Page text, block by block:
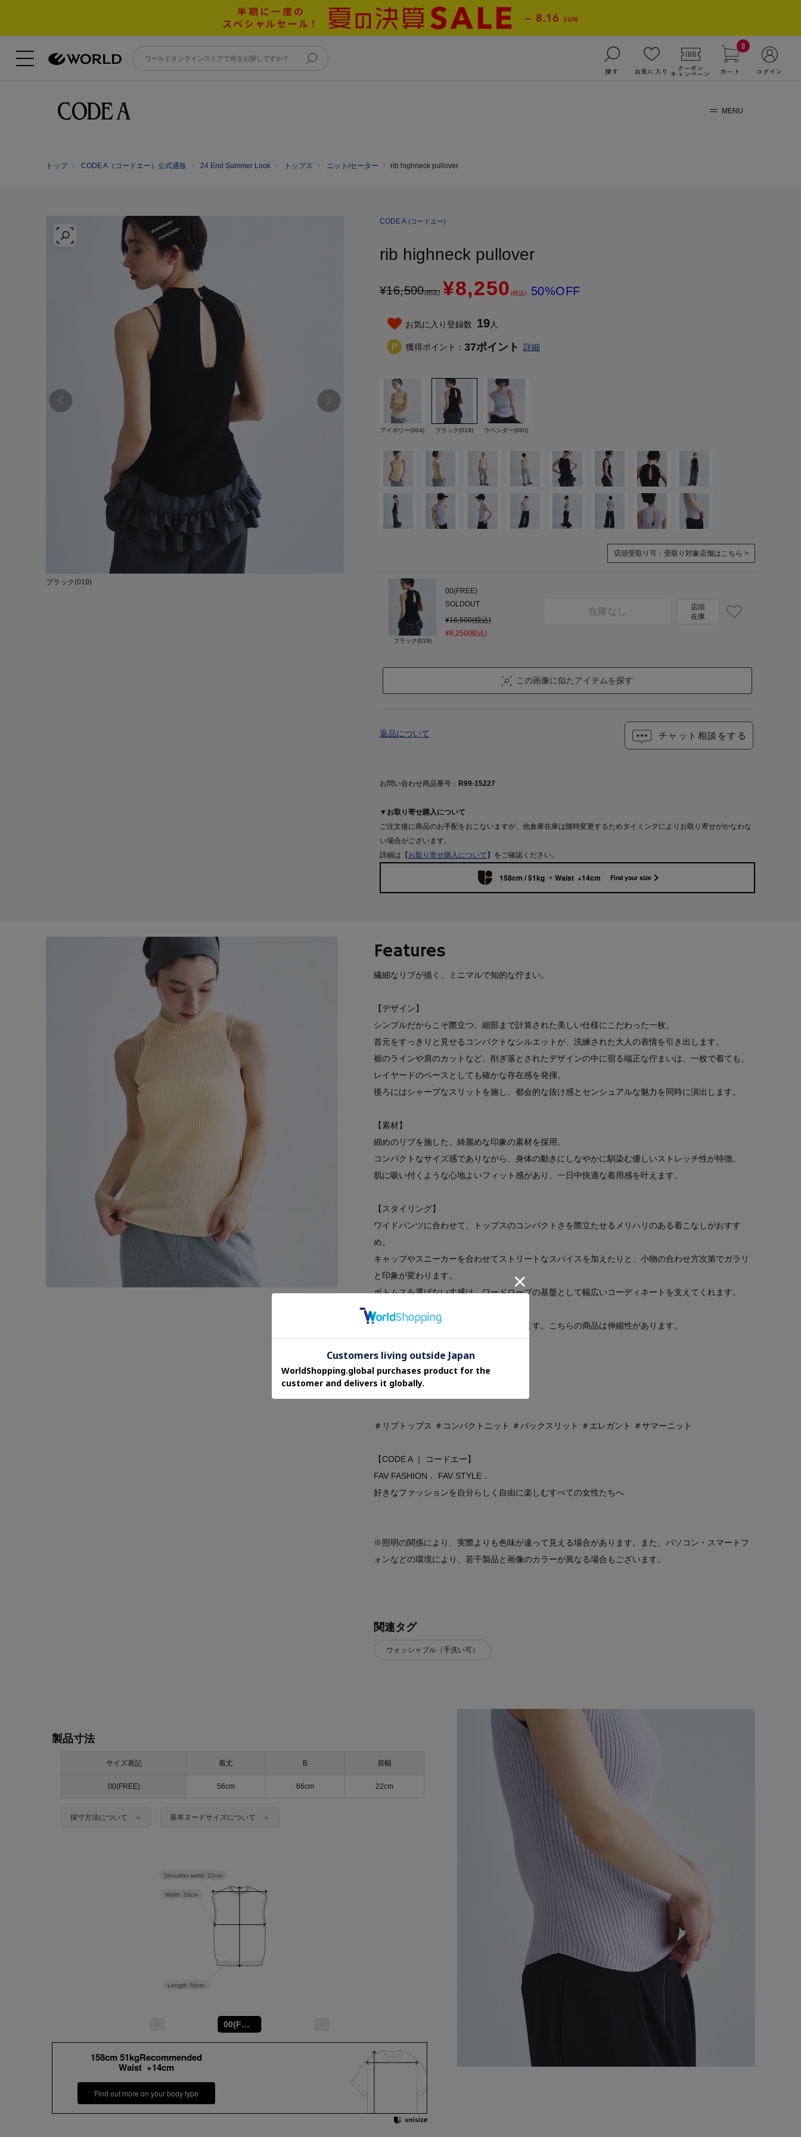
探す お気に入り クーポン
キャンペーン
0
カート ログイン
MENU
トップ CODE A（コードエー）公式通販 24 End Summer Look トップス ニット/セーター rib highneck pullover
ブラック(019)
CODE A (コードエー)
rib highneck pullover
¥16,500(税込) ¥8,250(税込) 50%OFF
お気に入り登録数 19人
獲得ポイント： 37ポイント 詳細
アイボリー(004) ブラック(019) ラベンダー(080)
店頭受取り可： 受取り対象店舗はこちら >
ブラック(019)
00(FREE)
SOLDOUT
¥16,500(税込)
¥8,250(税込)
在庫なし
店頭
在庫
この画像に似たアイテムを探す
チャット相談をする
返品について
お問い合わせ商品番号： R99-15227
▼お取り寄せ購入について
ご注文後に商品のお手配をおこないますが、他倉庫在庫は随時変更するためタイミングによりお取り寄せがかなわな
い場合がございます。
詳細は【 お取り寄せ購入について 】をご確認ください。
158cm / 51kg Waist +14cm Find your size
Features
繊細なリブが描く、ミニマルで知的な佇まい。
【デザイン】
シンプルだからこそ際立つ、細部まで計算された美しい仕様にこだわった一枚。
首元をすっきりと見せるコンパクトなシルエットが、洗練された大人の表情を引き出します。
裾のラインや肩のカットなど、削ぎ落とされたデザインの中に宿る端正な佇まいは、一枚で着ても、
レイヤードのベースとしても確かな存在感を発揮。
後ろにはシャープなスリットを施し、都会的な抜け感とセンシュアルな魅力を同時に演出します。
【素材】
細めのリブを施した、綺麗めな印象の素材を採用。
コンパクトなサイズ感でありながら、身体の動きにしなやかに馴染む優しいストレッチ性が特徴。
肌に吸い付くような心地よいフィット感があり、一日中快適な着用感を叶えます。
【スタイリング】
ワイドパンツに合わせて、トップスのコンパクトさを際立たせるメリハリのある着こなしがおすす
め。
キャップやスニーカーを合わせてストリートなスパイスを加えたりと、小物の合わせ方次第でガラリ
と印象が変わります。
ボトムスを選ばない丈感は、ワードローブの基盤として幅広いコーディネートを支えてくれます。
※製品寸法は平置きのスペックでございます。こちらの商品は伸縮性があります。
◆シリーズ
rib zip cardigan（R99－35228）
＃リブトップス ＃コンパクトニット ＃バックスリット ＃エレガント ＃サマーニット
【CODE A ｜ コードエー】
FAV FASHION． FAV STYLE．
好きなファッションを自分らしく自由に楽しむすべての女性たちへ
※照明の関係により、実際よりも色味が違って見える場合があります。また、パソコン・スマートフ
ォンなどの環境により、若干製品と画像のカラーが異なる場合もございます。
関連タグ
ウォッシャブル（手洗い可）
製品寸法
サイズ表記 着丈 B 肩幅
00(FREE) 56cm 66cm 22cm
採寸方法について ＞ 基本ヌードサイズについて ＞
Length 56cm
Width 33cm
Shoulder width 22cm
00(FREE)
158cm 51kgRecommended
Waist +14cm
Find out more on your body type